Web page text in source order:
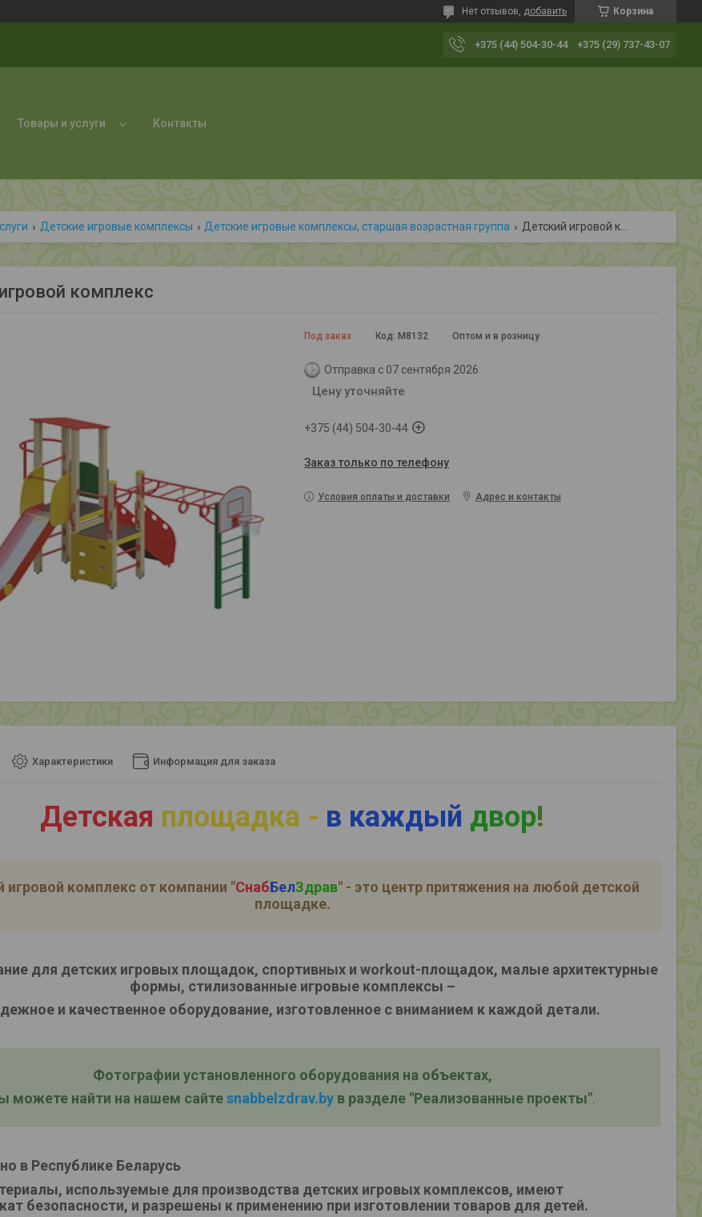
Корзина
Нет отзывов, добавить
+375 (44) 504-30-44 +375 (29) 737-43-07
Товары и услуги Контакты
Детские игровые комплексы Детские игровые комплексы, старшая возрастная группа Детский игровой комплекс
комплекс
Под заказ Оптом и в розницу
Код: М8132
Отправка с 07 сентября 2026
Цену уточняйте
+375 (44) 504-30-44
Заказ только по телефону
Условия оплаты и доставки Адрес и контакты
Характеристики Информация для заказа
Детская площадка - в каждый двор!
игровой комплекс от компании "СнабБелЗдрав"- это центр притяжения на любой детской
площадке.
для детских игровых площадок, спортивных и workout-площадок, малые архитектурные
формы, стилизованные игровые комплексы –
и качественное оборудование, изготовленное с вниманием к каждой детали.
Фотографии установленного оборудования на объектах,
можете найти на нашем сайтеsnabbelzdrav.byв разделе "Реализованные проекты".
в Республике Беларусь
используемые для производства детских игровых комплексов, имеют
безопасности, и разрешены к применению при изготовлении товаров для детей.